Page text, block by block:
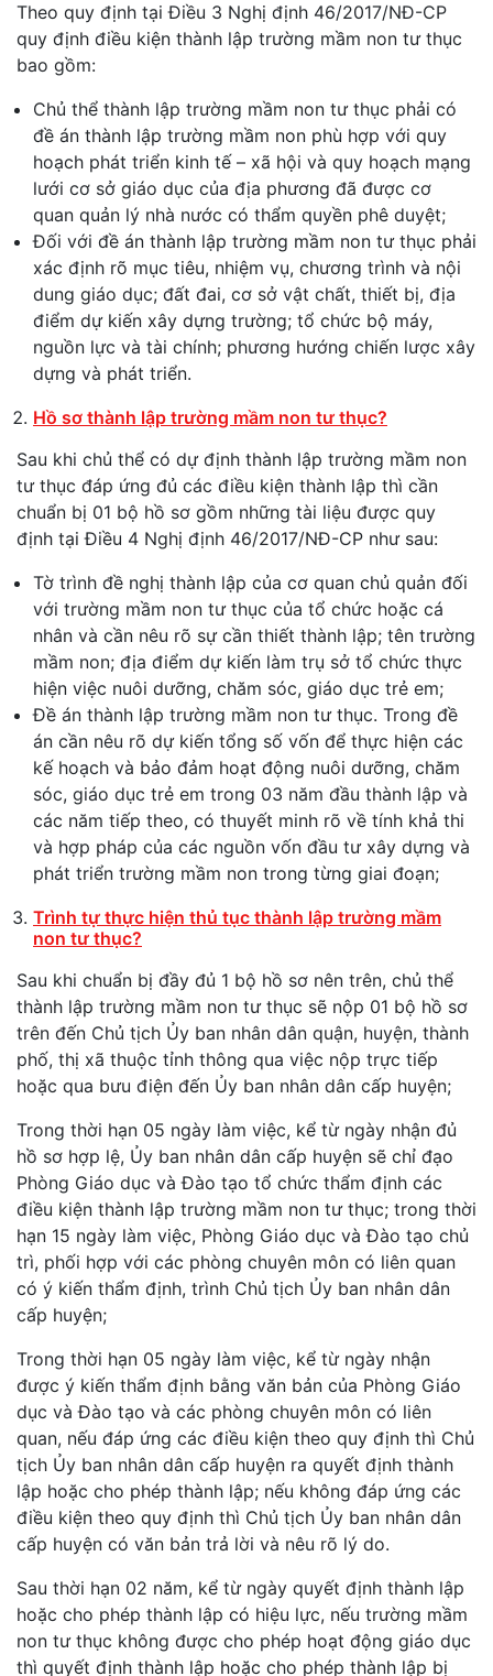
Theo quy định tại Điều 3 Nghị định 46/2017/NĐ-CP
quy định điều kiện thành lập trường mầm non tư thục
bao gồm:
Chủ thể thành lập trường mầm non tư thục phải có
đề án thành lập trường mầm non phù hợp với quy
hoạch phát triển kinh tế – xã hội và quy hoạch mạng
lưới cơ sở giáo dục của địa phương đã được cơ
quan quản lý nhà nước có thẩm quyền phê duyệt;
Đối với đề án thành lập trường mầm non tư thục phải
xác định rõ mục tiêu, nhiệm vụ, chương trình và nội
dung giáo dục; đất đai, cơ sở vật chất, thiết bị, địa
điểm dự kiến xây dựng trường; tổ chức bộ máy,
nguồn lực và tài chính; phương hướng chiến lược xây
dựng và phát triển.
Hồ sơ thành lập trường mầm non tư thục?
Sau khi chủ thể có dự định thành lập trường mầm non
tư thục đáp ứng đủ các điều kiện thành lập thì cần
chuẩn bị 01 bộ hồ sơ gồm những tài liệu được quy
định tại Điều 4 Nghị định 46/2017/NĐ-CP như sau:
Tờ trình đề nghị thành lập của cơ quan chủ quản đối
với trường mầm non tư thục của tổ chức hoặc cá
nhân và cần nêu rõ sự cần thiết thành lập; tên trường
mầm non; địa điểm dự kiến làm trụ sở tổ chức thực
hiện việc nuôi dưỡng, chăm sóc, giáo dục trẻ em;
Đề án thành lập trường mầm non tư thục. Trong đề
án cần nêu rõ dự kiến tổng số vốn để thực hiện các
kế hoạch và bảo đảm hoạt động nuôi dưỡng, chăm
sóc, giáo dục trẻ em trong 03 năm đầu thành lập và
các năm tiếp theo, có thuyết minh rõ về tính khả thi
và hợp pháp của các nguồn vốn đầu tư xây dựng và
phát triển trường mầm non trong từng giai đoạn;
Trình tự thực hiện thủ tục thành lập trường mầm
non tư thục?
Sau khi chuẩn bị đầy đủ 1 bộ hồ sơ nên trên, chủ thể
thành lập trường mầm non tư thục sẽ nộp 01 bộ hồ sơ
trên đến Chủ tịch Ủy ban nhân dân quận, huyện, thành
phố, thị xã thuộc tỉnh thông qua việc nộp trực tiếp
hoặc qua bưu điện đến Ủy ban nhân dân cấp huyện;
Trong thời hạn 05 ngày làm việc, kể từ ngày nhận đủ
hồ sơ hợp lệ, Ủy ban nhân dân cấp huyện sẽ chỉ đạo
Phòng Giáo dục và Đào tạo tổ chức thẩm định các
điều kiện thành lập trường mầm non tư thục; trong thời
hạn 15 ngày làm việc, Phòng Giáo dục và Đào tạo chủ
trì, phối hợp với các phòng chuyên môn có liên quan
có ý kiến thẩm định, trình Chủ tịch Ủy ban nhân dân
cấp huyện;
Trong thời hạn 05 ngày làm việc, kể từ ngày nhận
được ý kiến thẩm định bằng văn bản của Phòng Giáo
dục và Đào tạo và các phòng chuyên môn có liên
quan, nếu đáp ứng các điều kiện theo quy định thì Chủ
tịch Ủy ban nhân dân cấp huyện ra quyết định thành
lập hoặc cho phép thành lập; nếu không đáp ứng các
điều kiện theo quy định thì Chủ tịch Ủy ban nhân dân
cấp huyện có văn bản trả lời và nêu rõ lý do.
Sau thời hạn 02 năm, kể từ ngày quyết định thành lập
hoặc cho phép thành lập có hiệu lực, nếu trường mầm
non tư thục không được cho phép hoạt động giáo dục
thì quyết định thành lập hoặc cho phép thành lập bị